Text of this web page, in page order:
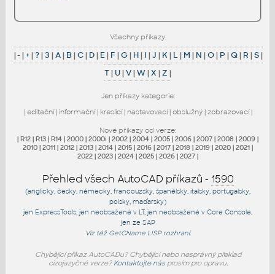
Všechny příkazy:
|- |+|?|3 |A| B|C| D| E| F |G| H| I |J | K| L | M | N |O| P |Q| R |S|
T| U|V|W|X |Z |
Jen příkazy kategorie:
| editační| informační| kreslicí| nastavovací| obslužný| zobrazovací|
Nové příkazy od verze:
| R12 | R13 | R14 | 2000 | 2000i | 2002 | 2004 | 2005 | 2006 | 2007 | 2008 | 2009 |
2010 | 2011 | 2012 | 2013 | 2014 | 2015 | 2016 | 2017 | 2018 | 2019 | 2020 | 2021 |
2022 | 2023 | 2024 | 2025 | 2026 | 2027 |
Přehled všech AutoCAD příkazů - 1590
(anglicky, česky, německy, francouzsky, španělsky, italsky, portugalsky,
polsky, maďarsky)
jen ExpressTools , jen neobsažené v LT, jen neobsažené v Core Console
jen ze SAP
Viz též GetCNameLISP rozhraní.
Chybějící příkaz AutoCADu? Chybějící nebo nesprávný překlad
cizojazyčné verze? Kontaktujte násprosím pro opravu.